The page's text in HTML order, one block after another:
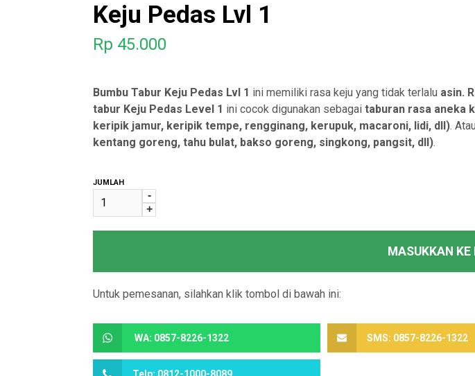
Keju Pedas Lvl 1
Rp 45.000
Bumbu Tabur Keju Pedas Lvl 1 ini memiliki rasa keju yang tidak terlalu asin.
tabur Keju Pedas Level 1 ini cocok digunakan sebagaitaburan rasa aneka
keripik jamur, keripik tempe, rengginang, kerupuk, macaroni, lidi, dll).
kentang goreng, tahu bulat, bakso goreng, singkong, pangsit, dll).
JUMLAH
-
+
MASUKKAN
Untuk pemesanan, silahkan klik tombol di bawah ini:
WA: 0857-8226-1322 SMS: 0857-8226-1322